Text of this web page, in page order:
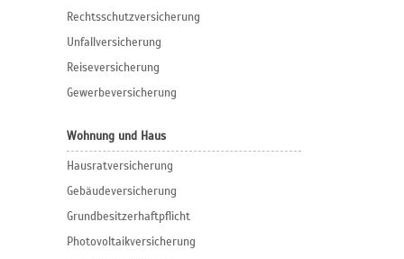
Rechtsschutzversicherung
Unfallversicherung
Reiseversicherung
Gewerbeversicherung
Wohnung und Haus
Hausratversicherung
Gebäudeversicherung
Grundbesitzerhaftpflicht
Photovoltaikversicherung